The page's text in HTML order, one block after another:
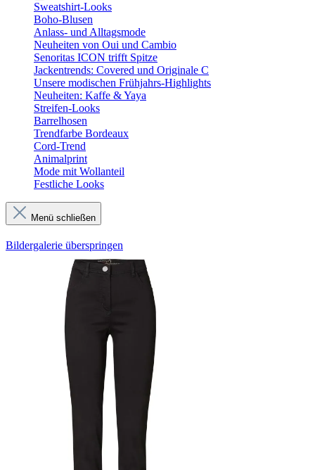
Sweatshirt-Looks
Boho-Blusen
Anlass- und Alltagsmode
Neuheiten von Oui und Cambio
Senoritas ICON trifft Spitze
Jackentrends: Covered und Originale C
Unsere modischen Frühjahrs-Highlights
Neuheiten: Kaffe & Yaya
Streifen-Looks
Barrelhosen
Trendfarbe Bordeaux
Cord-Trend
Animalprint
Mode mit Wollanteil
Festliche Looks
Menü schließen
Bildergalerie überspringen